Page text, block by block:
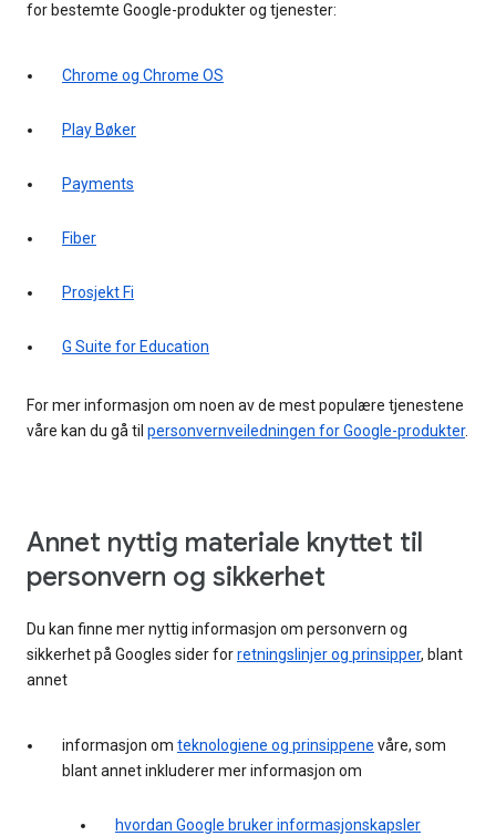
for bestemte Google-produkter og tjenester:
Chrome og Chrome OS
Play Bøker
Payments
Fiber
Prosjekt Fi
G Suite for Education
For mer informasjon om noen av de mest populære tjenestene
våre kan du gå til personvernveiledningen for Google-produkter.
Annet nyttig materiale knyttet til
personvern og sikkerhet
Du kan finne mer nyttig informasjon om personvern og
sikkerhet på Googles sider forretningslinjer og prinsipper, blant
annet
informasjon om teknologiene og prinsippene våre, som
blant annet inkluderer mer informasjon om
hvordan Google bruker informasjonskapsler